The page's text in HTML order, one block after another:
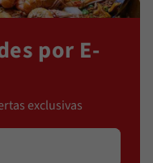
por E-
exclusivas